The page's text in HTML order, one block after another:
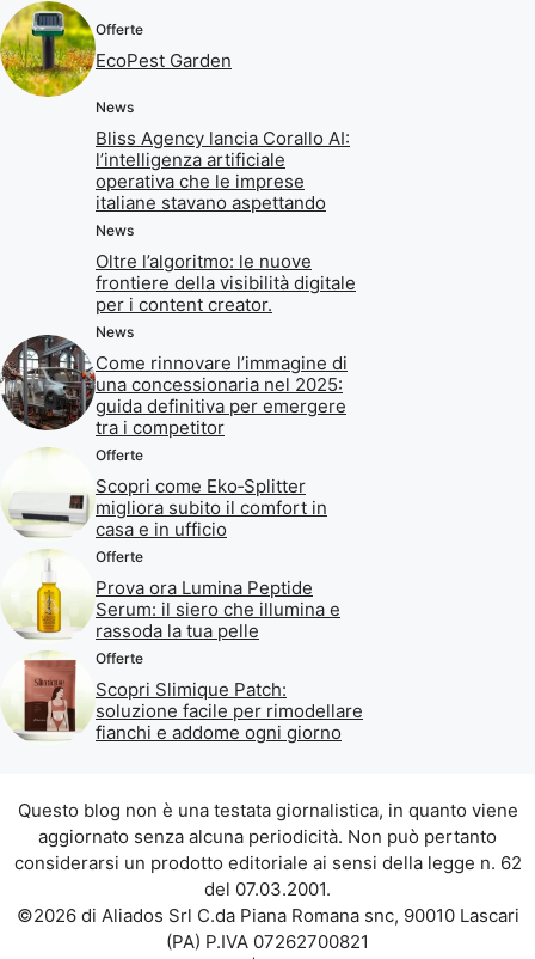
Offerte
EcoPest Garden
News
Bliss Agency lancia Corallo AI:
l’intelligenza artificiale
operativa che le imprese
italiane stavano aspettando
News
Oltre l’algoritmo: le nuove
frontiere della visibilità digitale
per i content creator.
News
Come rinnovare l’immagine di
una concessionaria nel 2025:
guida definitiva per emergere
tra i competitor
Offerte
Scopri come Eko‑Splitter
migliora subito il comfort in
casa e in ufficio
Offerte
Prova ora Lumina Peptide
Serum: il siero che illumina e
rassoda la tua pelle
Offerte
Scopri Slimique Patch:
soluzione facile per rimodellare
fianchi e addome ogni giorno
Questo blog non è una testata giornalistica, in quanto viene
aggiornato senza alcuna periodicità. Non può pertanto
considerarsi un prodotto editoriale ai sensi della legge n. 62
del 07.03.2001.
©2026 di Aliados Srl C.da Piana Romana snc, 90010 Lascari
(PA) P.IVA 07262700821